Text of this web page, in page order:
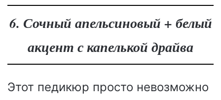
6. Сочный апельсиновый + белый
акцент с капелькой драйва
Этот педикюр просто невозможно